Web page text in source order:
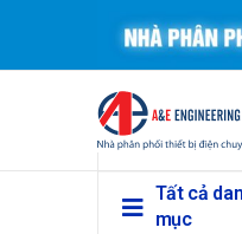
Tất cả
mục